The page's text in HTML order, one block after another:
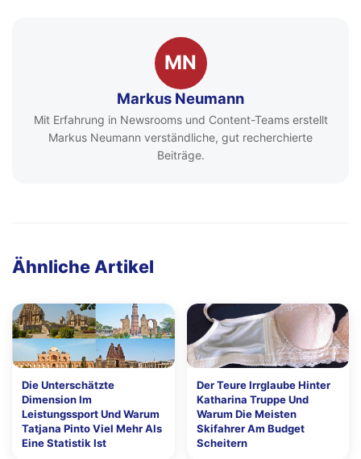
MN
Markus Neumann
Mit Erfahrung in Newsrooms und Content-Teams erstellt
Markus Neumann verständliche, gut recherchierte
Beiträge.
Ähnliche Artikel
Die Unterschätzte
Dimension Im
Leistungssport Und Warum
Tatjana Pinto Viel Mehr Als
Eine Statistik Ist
Der Teure Irrglaube Hinter
Katharina Truppe Und
Warum Die Meisten
Skifahrer Am Budget
Scheitern